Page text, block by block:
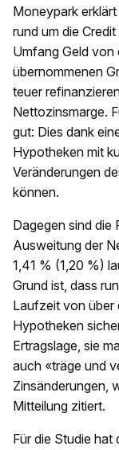
Moneypark
rund um die
Umfang Geld
übernommenen
teuer
Nettozinsmarge.
gut: Dies dank
Hypotheken mit
Veränderungen
können.
Dagegen sind die
Ausweitung der
1,41 % (1,20 %)
Grund ist, dass
Laufzeit von über
Hypotheken
Ertragslage, sie
auch «träge und
Zinsänderungen,
Mitteilung zitiert.
Für die Studie hat